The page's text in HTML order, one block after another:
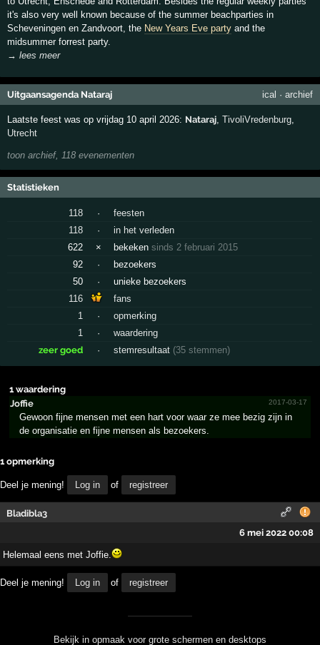
it's also very well known because of the summer beachparties in
Scheveningen en Zandvoort, the New Years Eve party and the
midsummer forrest party.
→ lees meer
Uitgaansagenda Nataraj ical · archief
Laatste feest was op vrijdag 10 april 2026: Nataraj ,TivoliVredenburg
Utrecht
toon archief, 118 evenementen
Statistieken
118 ·
feesten
118
·
in het verleden
622
× bekekensinds 2 februari 2015
92
·
bezoekers
50
·
unieke bezoekers
116
fans
1
·
opmerking
1
·
waardering
zeer goed
· stemresultaat (35 stemmen)
1 waardering
Joffie
2017-03-17
Gewoon fijne mensen met een hart voor waar ze mee bezig zijn in
de organisatie en fijne mensen als bezoekers.
1 opmerking
Deel je mening! Log in of registreer
Bladibla3
6 mei 2022 00:08
Helemaal eens met Joffie.
Deel je mening! Log in of registreer
Bekijk in opmaak voor grote schermen en desktops